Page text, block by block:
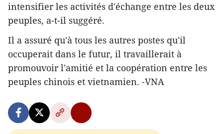
intensifier les activités d'échange entre les deux
peuples, a-t-il suggéré.
Il a assuré qu​'à tous les autres postes qu'il
occuperait dans le futur, il travaillerait à
promouvoir l'amitié et la coopération entre les
peuples chinois et vietnamien. -VNA